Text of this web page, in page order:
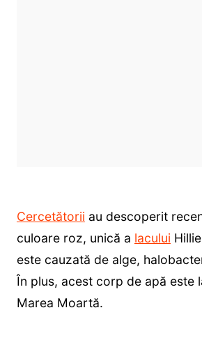
Cercetătorii au descoperit
culoare roz, unică a lacului
este cauzată de alge,
În plus, acest corp de apă este
Marea Moartă.